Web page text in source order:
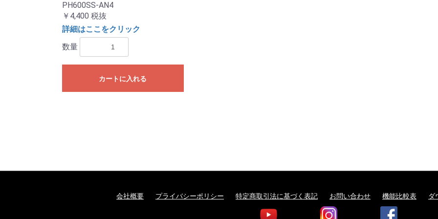
PH600SS-AN4
￥4,400 税抜
詳細はここをクリック
数量
カートに入れる
会社概要 プライバシーポリシー 特定商取引法に基づく表記 お問い合わせ 機能比較表 ダ